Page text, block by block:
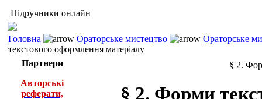
Підручники онлайн
Головна Ораторське мистецтво
Ораторське
текстового оформлення матеріалу
Партнери
Авторські
реферати,
§ 2.
§ 2. Форми